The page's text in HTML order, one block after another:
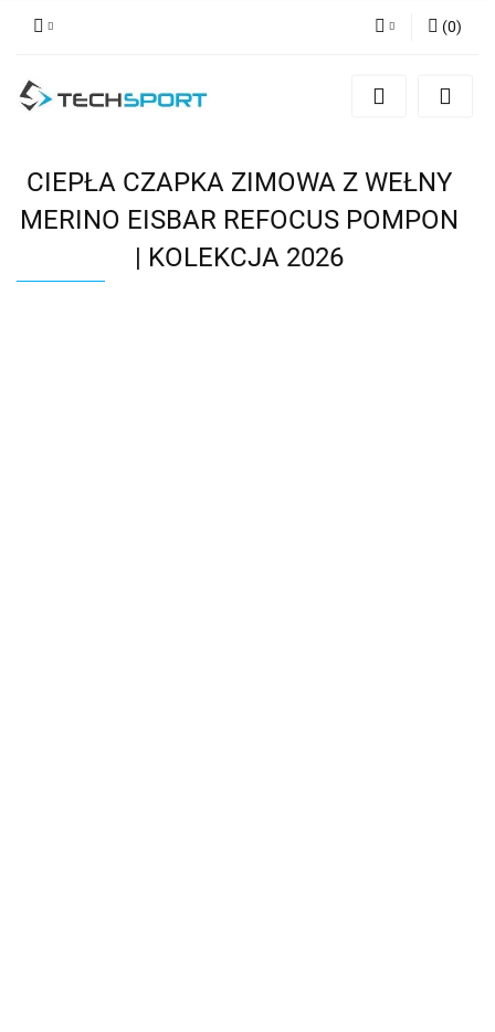
Zaloguj się
(0)
CIEPŁA CZAPKA ZIMOWA Z WEŁNY
MERINO EISBAR REFOCUS POMPON
| KOLEKCJA 2026